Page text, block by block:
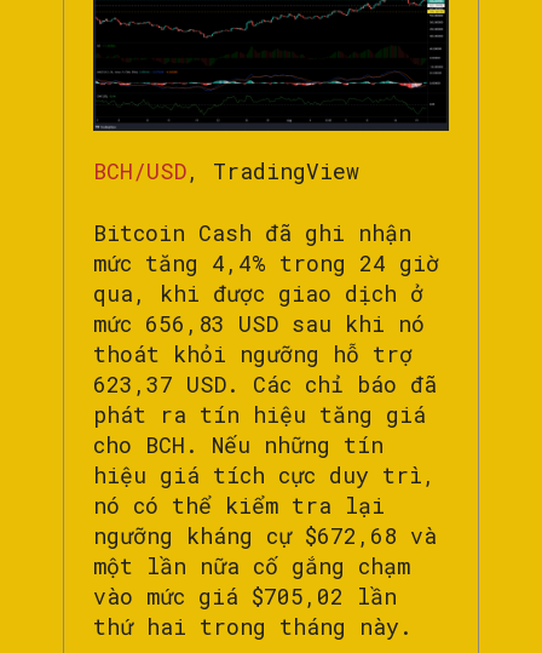
BCH/USD, TradingView
Bitcoin Cash đã ghi nhận
mức tăng 4,4% trong 24 giờ
qua, khi được giao dịch ở
mức 656,83 USD sau khi nó
thoát khỏi ngưỡng hỗ trợ
623,37 USD. Các chỉ báo đã
phát ra tín hiệu tăng giá
cho BCH. Nếu những tín
hiệu giá tích cực duy trì,
nó có thể kiểm tra lại
ngưỡng kháng cự $672,68 và
một lần nữa cố gắng chạm
vào mức giá $705,02 lần
thứ hai trong tháng này.